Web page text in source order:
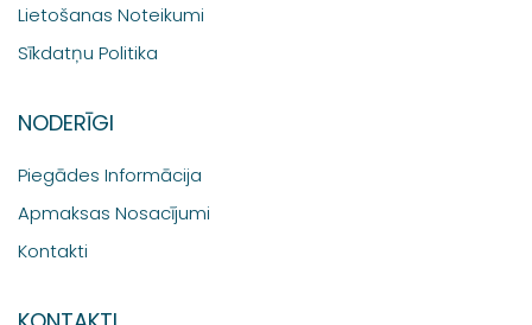
Lietošanas Noteikumi
Sīkdatņu Politika
NODERĪGI
Piegādes Informācija
Apmaksas Nosacījumi
Kontakti